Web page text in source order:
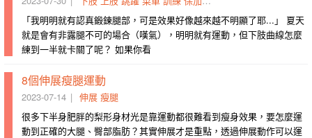
「我明明就有認真鍛鍊腿部，可是效果好像越來越不明顯了耶...」 夏天
就是會有非露腿不可的場合（嘆氣），明明就有運動，但下肢曲線怎麼
練到一半就卡關了呢？ 如果你看
8個伸展瘦腿運動
2023-07-14 伸展 瘦腿
很多下半身肥胖的梨形身材光是靠運動都很難看到瘦身效果，要怎麼運
動到正確的大腿、臀部脂肪？其實伸展才是重點，透過伸展動作可以運